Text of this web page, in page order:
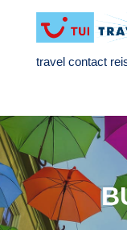
travel contact